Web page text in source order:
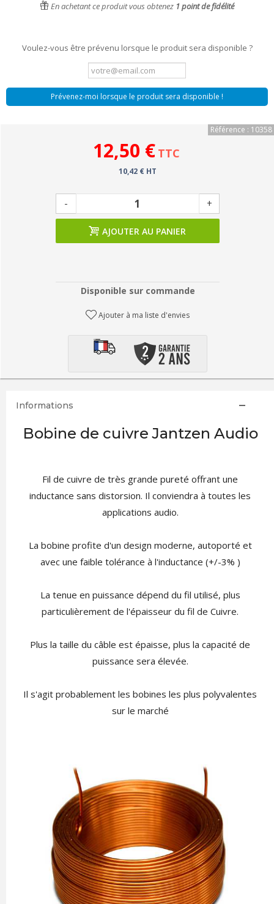
En achetant ce produit vous obtenez 1 point de fidélité
Voulez-vous être prévenu lorsque le produit sera disponible ?
Prévenez-moi lorsque le produit sera disponible !
Référence : 10358
12,50 € TTC
10,42 € HT
- +
AJOUTER AU PANIER
Disponible sur commande
Ajouter à ma liste d'envies
Informations
Bobine de cuivre Jantzen Audio
Fil de cuivre de très grande pureté offrant une
inductance sans distorsion. Il conviendra à toutes les
applications audio.
La bobine profite d'un design moderne, autoporté et
avec une faible tolérance à l'inductance (+/-3% )
La tenue en puissance dépend du fil utilisé, plus
particulièrement de l'épaisseur du fil de Cuivre.
Plus la taille du câble est épaisse, plus la capacité de
puissance sera élevée.
Il s'agit probablement les bobines les plus polyvalentes
sur le marché